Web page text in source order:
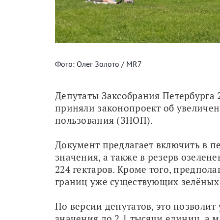
Фото: Олег Золото / MR7
Депутаты Заксобрания
приняли законопроект об
пользования (ЗНОП).
Документ предлагает включить в
значения, а также в резерв
224 гектаров. Кроме того,
границ уже существующих
По версии депутатов, это